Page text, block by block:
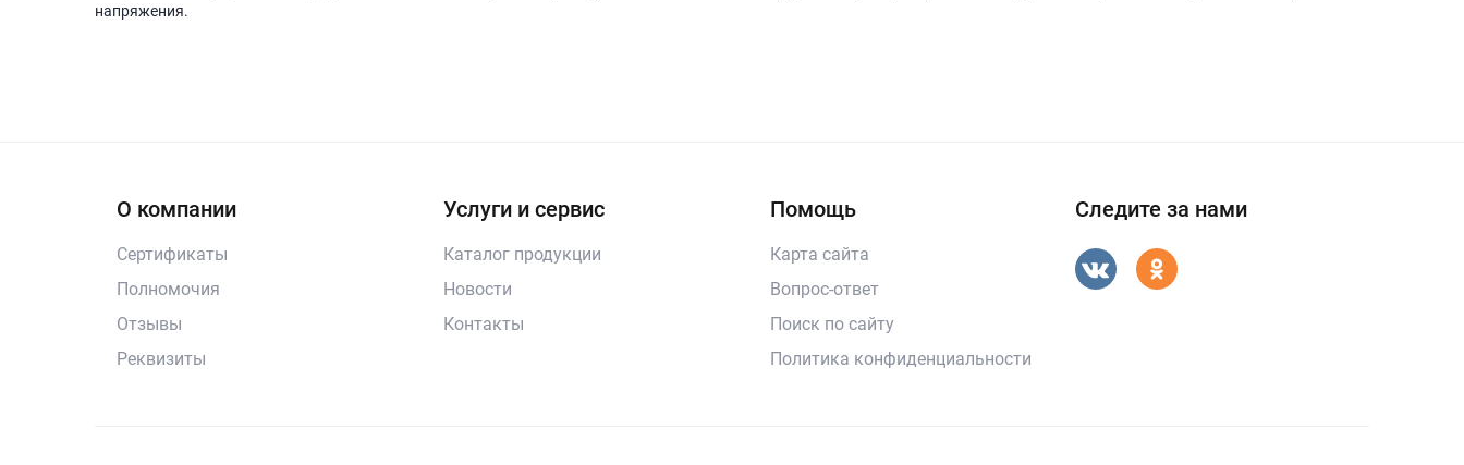
напряжения.
О компании
Сертификаты
Полномочия
Отзывы
Реквизиты
Услуги и сервис
Каталог продукции
Новости
Контакты
Помощь
Карта сайта
Вопрос-ответ
Поиск по сайту
Политика конфиденциальности
Следите за нами